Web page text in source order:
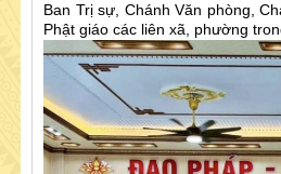
Ban Trị sự, Chánh Văn phòng,
Phật giáo các liên xã, phường